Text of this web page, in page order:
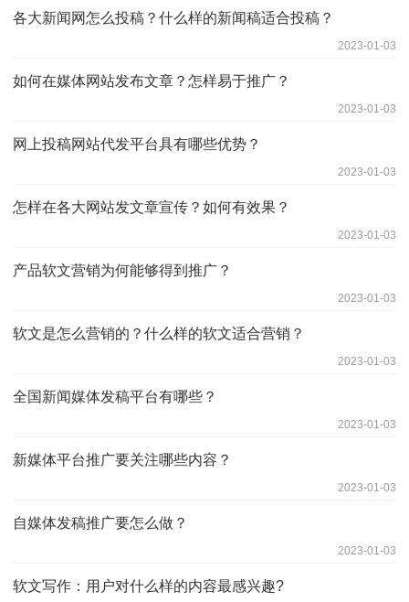
各大新闻网怎么投稿？什么样的新闻稿适合投稿？
2023-01-03
如何在媒体网站发布文章？怎样易于推广？
2023-01-03
网上投稿网站代发平台具有哪些优势？
2023-01-03
怎样在各大网站发文章宣传？如何有效果？
2023-01-03
产品软文营销为何能够得到推广？
2023-01-03
软文是怎么营销的？什么样的软文适合营销？
2023-01-03
全国新闻媒体发稿平台有哪些？
2023-01-03
新媒体平台推广要关注哪些内容？
2023-01-03
自媒体发稿推广要怎么做？
2023-01-03
软文写作：用户对什么样的内容最感兴趣?